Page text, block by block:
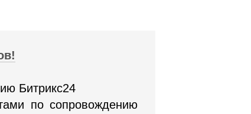
Битрикс24
по сопровождению